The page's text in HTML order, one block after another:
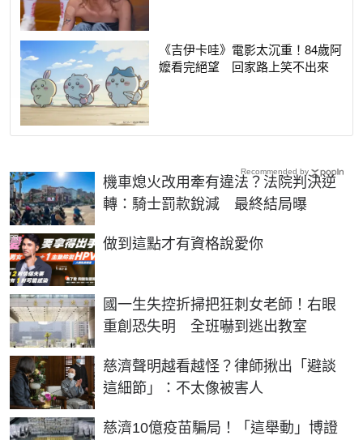
《吉伊卡哇》電影太沉重！84歲阿
嬤看完絕望 回家路上笑不出來
機車熄火改用牽有違法？法院判決逆
轉：騎士罰款銳減 最終結局曝
做到這點才有資格說愛你
PR
國一生失控折掃把狂刺女老師！右眼
重創恐失明 全班嚇到逃出教室
慈濟聲明越看越怪？律師揪出「避談
這細節」：不太像被害人
慈濟10億疫苗騙局！「這舉動」博證
Recommended by